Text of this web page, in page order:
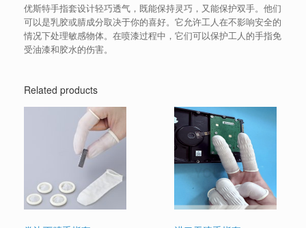
优斯特手指套设计轻巧透气，既能保持灵巧，又能保护双手。他们
可以是乳胶或腈成分取决于你的喜好。它允许工人在不影响安全的
情况下处理敏感物体。在喷漆过程中，它们可以保护工人的手指免
受油漆和胶水的伤害。
Related products